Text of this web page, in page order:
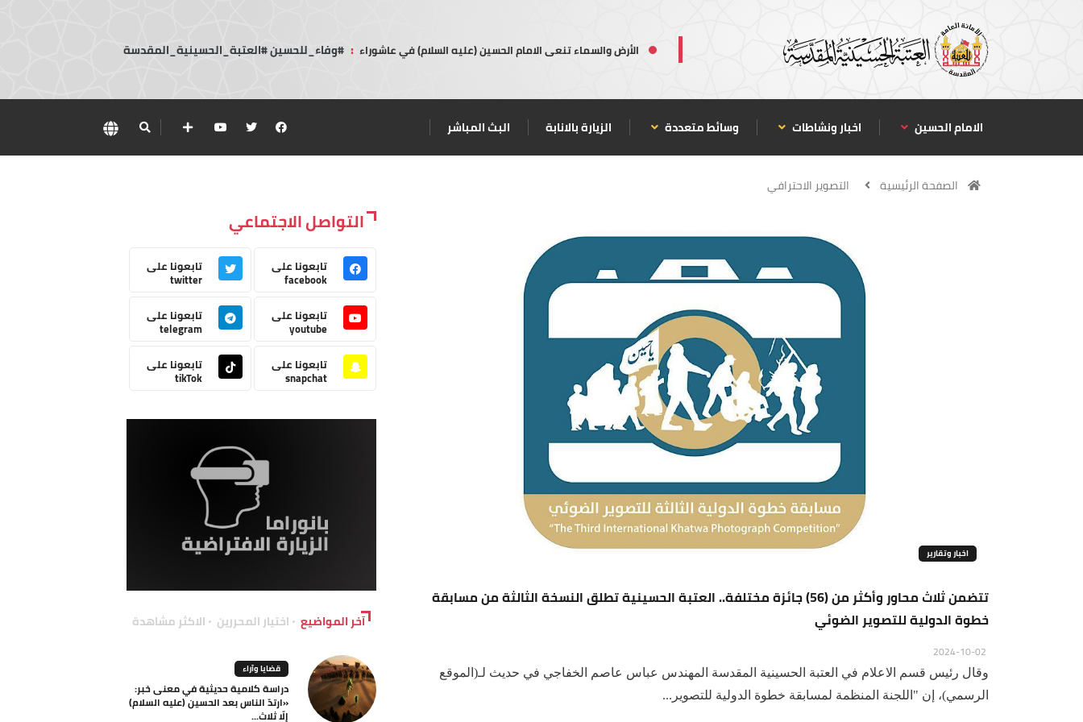
الأرض والسماء تنعى الامام الحسين (عليه السلام) في عاشوراء : #وفاء_للحسين #العتبة_الحسينية_المقدسة
الامام الحسين اخبار ونشاطات وسائط متعددة الزيارة بالانابة البث المباشر
الصفحة الرئيسية التصوير الاحترافي
اخبار وتقارير
تتضمن ثلاث محاور وأكثر من (56) جائزة مختلفة.. العتبة الحسينية تطلق النسخة الثالثة من مسابقة
خطوة الدولية للتصوير الضوئي
وقال رئيس قسم الاعلام في العتبة الحسينية المقدسة المهندس عباس عاصم الخفاجي في حديث لـ(الموقع
الرسمي)، إن "اللجنة المنظمة لمسابقة خطوة الدولية للتصوير...
التواصل الاجتماعي
تابعونا على
facebook
تابعونا على
twitter
تابعونا على
youtube
تابعونا على
telegram
تابعونا على
snapchat
تابعونا على
tikTok
آخر المواضيع اختيار المحررين الاكثر مشاهدة
قضايا وآراء
دراسة كلامية حديثية في معنى خبر:
«ارتدّ الناس بعد الحسين (عليه السلام)
إلّا ثلاث...